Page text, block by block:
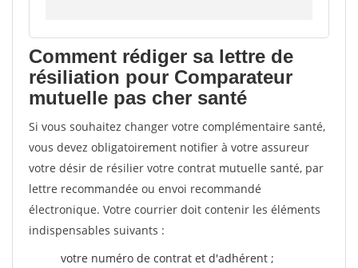
Comment rédiger sa lettre de
résiliation pour Comparateur
mutuelle pas cher santé
Si vous souhaitez changer votre complémentaire santé,
vous devez obligatoirement notifier à votre assureur
votre désir de résilier votre contrat mutuelle santé, par
lettre recommandée ou envoi recommandé
électronique. Votre courrier doit contenir les éléments
indispensables suivants :
votre numéro de contrat et d'adhérent ;